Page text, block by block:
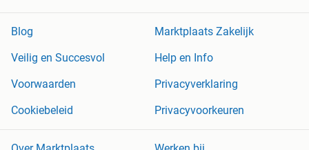
Blog
Marktplaats Zakelijk
Veilig en Succesvol
Help en Info
Voorwaarden
Privacyverklaring
Cookiebeleid
Privacyvoorkeuren